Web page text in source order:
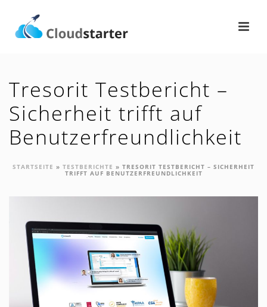
Tresorit Testbericht –
Sicherheit trifft auf
Benutzerfreundlichkeit
STARTSEITE » TESTBERICHTE » TRESORIT TESTBERICHT – SICHERHEIT
TRIFFT AUF BENUTZERFREUNDLICHKEIT